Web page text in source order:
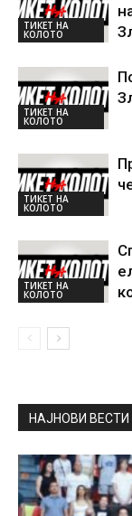
ТИКЕТ НА
КОЛОТО
ТИКЕТ НА
КОЛОТО
ТИКЕТ НА
КОЛОТО
ТИКЕТ НА
КОЛОТО
НАЈНОВИ ВЕСТИ